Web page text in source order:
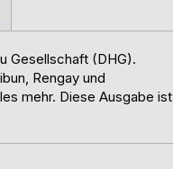
Gesellschaft (DHG).
Rengay und
mehr. Diese Ausgabe ist